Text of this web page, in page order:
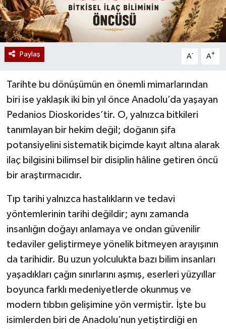
Paylaş A- A+
Tarihte bu dönüşümün en önemli mimarlarından
biri ise yaklaşık iki bin yıl önce Anadolu’da yaşayan
Pedanios Dioskorides’tir. O, yalnızca bitkileri
tanımlayan bir hekim değil; doğanın şifa
potansiyelini sistematik biçimde kayıt altına alarak
ilaç bilgisini bilimsel bir disiplin hâline getiren öncü
bir araştırmacıdır.
Tıp tarihi yalnızca hastalıkların ve tedavi
yöntemlerinin tarihi değildir; aynı zamanda
insanlığın doğayı anlamaya ve ondan güvenilir
tedaviler geliştirmeye yönelik bitmeyen arayışının
da tarihidir. Bu uzun yolculukta bazı bilim insanları
yaşadıkları çağın sınırlarını aşmış, eserleri yüzyıllar
boyunca farklı medeniyetlerde okunmuş ve
modern tıbbın gelişimine yön vermiştir. İşte bu
isimlerden biri de Anadolu’nun yetiştirdiği en